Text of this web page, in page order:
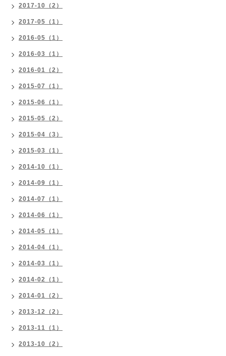
2017-10（2）
2017-05（1）
2016-05（1）
2016-03（1）
2016-01（2）
2015-07（1）
2015-06（1）
2015-05（2）
2015-04（3）
2015-03（1）
2014-10（1）
2014-09（1）
2014-07（1）
2014-06（1）
2014-05（1）
2014-04（1）
2014-03（1）
2014-02（1）
2014-01（2）
2013-12（2）
2013-11（1）
2013-10（2）